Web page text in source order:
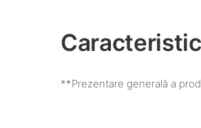
**Prezentare generală a